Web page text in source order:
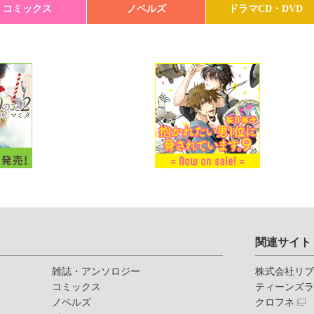
コミックス ノベルズ ドラマCD・DVD
雑誌・アンソロジー
コミックス
ノベルズ
関連サイト
株式会社リ
ティーンズ
クロフネ